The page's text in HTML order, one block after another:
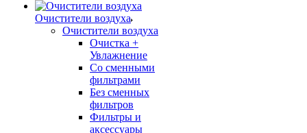
Очистители воздуха
Очистители воздуха
Очистка +
Увлажнение
Cо сменными
фильтрами
Без сменных
фильтров
Фильтры и
аксессуары